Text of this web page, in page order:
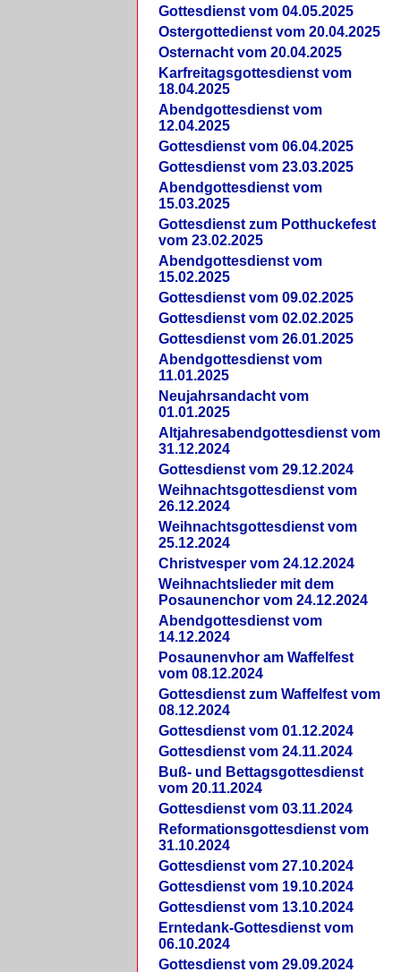
Gottesdienst vom 04.05.2025
Ostergottedienst vom 20.04.2025
Osternacht vom 20.04.2025
Karfreitagsgottesdienst vom
18.04.2025
Abendgottesdienst vom
12.04.2025
Gottesdienst vom 06.04.2025
Gottesdienst vom 23.03.2025
Abendgottesdienst vom
15.03.2025
Gottesdienst zum Potthuckefest
vom 23.02.2025
Abendgottesdienst vom
15.02.2025
Gottesdienst vom 09.02.2025
Gottesdienst vom 02.02.2025
Gottesdienst vom 26.01.2025
Abendgottesdienst vom
11.01.2025
Neujahrsandacht vom
01.01.2025
Altjahresabendgottesdienst vom
31.12.2024
Gottesdienst vom 29.12.2024
Weihnachtsgottesdienst vom
26.12.2024
Weihnachtsgottesdienst vom
25.12.2024
Christvesper vom 24.12.2024
Weihnachtslieder mit dem
Posaunenchor vom 24.12.2024
Abendgottesdienst vom
14.12.2024
Posaunenvhor am Waffelfest
vom 08.12.2024
Gottesdienst zum Waffelfest vom
08.12.2024
Gottesdienst vom 01.12.2024
Gottesdienst vom 24.11.2024
Buß- und Bettagsgottesdienst
vom 20.11.2024
Gottesdienst vom 03.11.2024
Reformationsgottesdienst vom
31.10.2024
Gottesdienst vom 27.10.2024
Gottesdienst vom 19.10.2024
Gottesdienst vom 13.10.2024
Erntedank-Gottesdienst vom
06.10.2024
Gottesdienst vom 29.09.2024